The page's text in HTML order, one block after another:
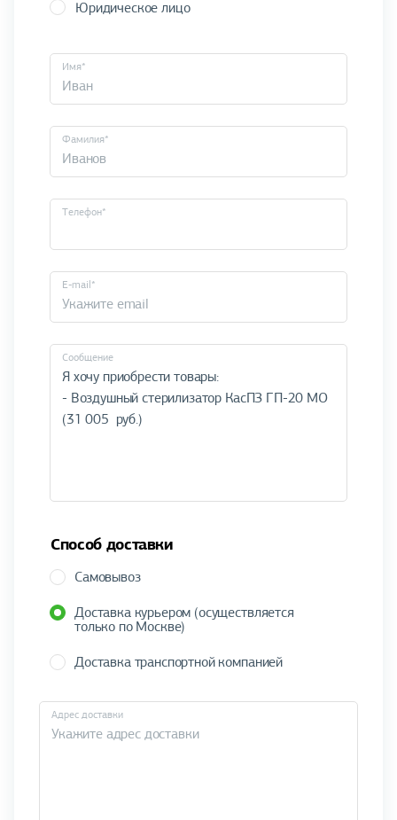
Юридическое лицо
Имя*
Фамилия*
Телефон*
E-mail*
Cообщение
Способ доставки
Самовывоз
Доставка курьером (осуществляется
только по Москве)
Доставка транспортной компанией
Адрес доставки